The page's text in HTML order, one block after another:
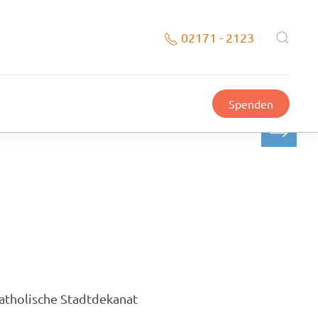
02171 - 2123
Spenden
Stadtdekanat